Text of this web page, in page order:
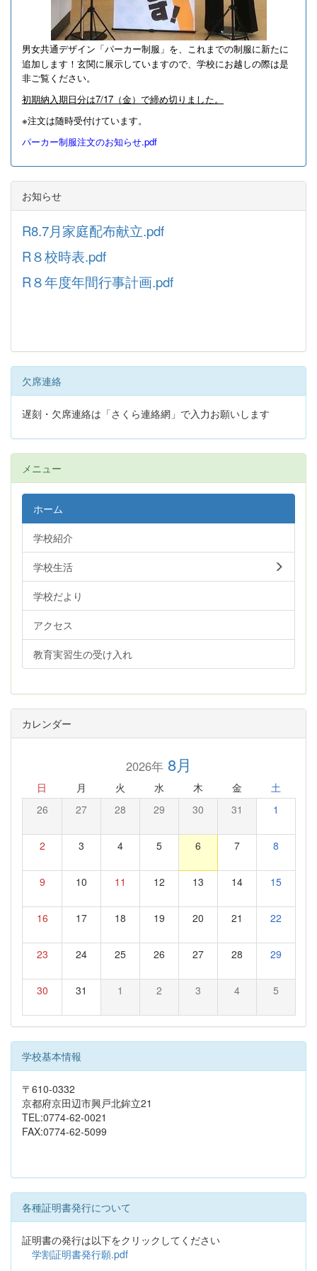
男女共通デザイン「パーカー制服」を、これまでの制服に新たに
追加します！ 玄関に展示していますので、学校にお越しの際は是
非ご覧ください。
初期納入期日分は7/17（金）で締め切りました。
※注文は随時受付けています。
パーカー制服注文のお知らせ.pdf
お知らせ
R8.7月家庭配布献立.pdf
R８校時表.pdf
R８年度年間行事計画.pdf
欠席連絡
遅刻・欠席連絡は「さくら連絡網」で入力お願いします
メニュー
ホーム
学校紹介
学校生活
学校だより
アクセス
教育実習生の受け入れ
カレンダー
2026年8月
日 月 火 水 木 金 土
26 27 28 29 30 31 1
2 3 4 5 6 7 8
9 10 11 12 13 14 15
16 17 18 19 20 21 22
23 24 25 26 27 28 29
30 31 1 2 3 4 5
学校基本情報
〒610-0332
京都府京田辺市興戸北鉾立21
TEL:0774-62-0021
FAX:0774-62-5099
各種証明書発行について
証明書の発行は以下をクリックしてください
学割証明書発行願.pdf